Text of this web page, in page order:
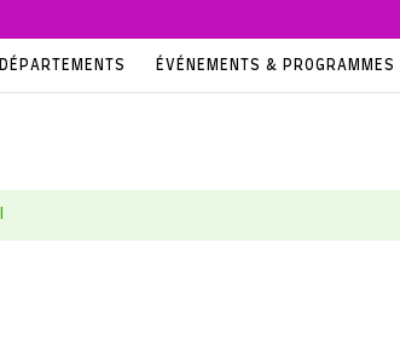
DÉPARTEMENTS ÉVÉNEMENTS & PROGRAMMES